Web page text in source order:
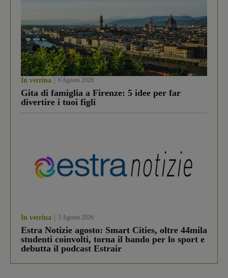
In vetrina 6 Agosto 2026
Gita di famiglia a Firenze: 5 idee per far
divertire i tuoi figli
In vetrina 3 Agosto 2026
Estra Notizie agosto: Smart Cities, oltre 44mila
studenti coinvolti, torna il bando per lo sport e
debutta il podcast Estrair